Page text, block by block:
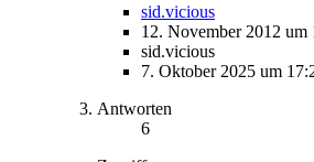
sid.vicious
12. November 2012 um
sid.vicious
7. Oktober 2025 um
Antworten
6